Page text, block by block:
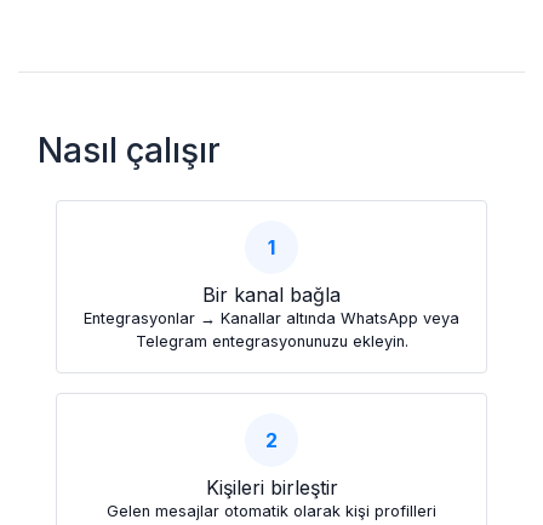
Nasıl çalışır
1
Bir kanal bağla
Entegrasyonlar → Kanallar altında WhatsApp veya
Telegram entegrasyonunuzu ekleyin.
2
Kişileri birleştir
Gelen mesajlar otomatik olarak kişi profilleri